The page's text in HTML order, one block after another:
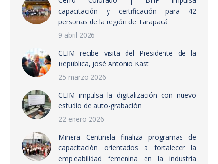
capacitación y certificación para 42
personas de la región de Tarapacá
9 abril 2026
CEIM recibe visita del Presidente de la
República, José Antonio Kast
25 marzo 2026
CEIM impulsa la digitalización con nuevo
estudio de auto-grabación
22 enero 2026
Minera Centinela finaliza programas de
capacitación orientados a fortalecer la
empleabilidad femenina en la industria